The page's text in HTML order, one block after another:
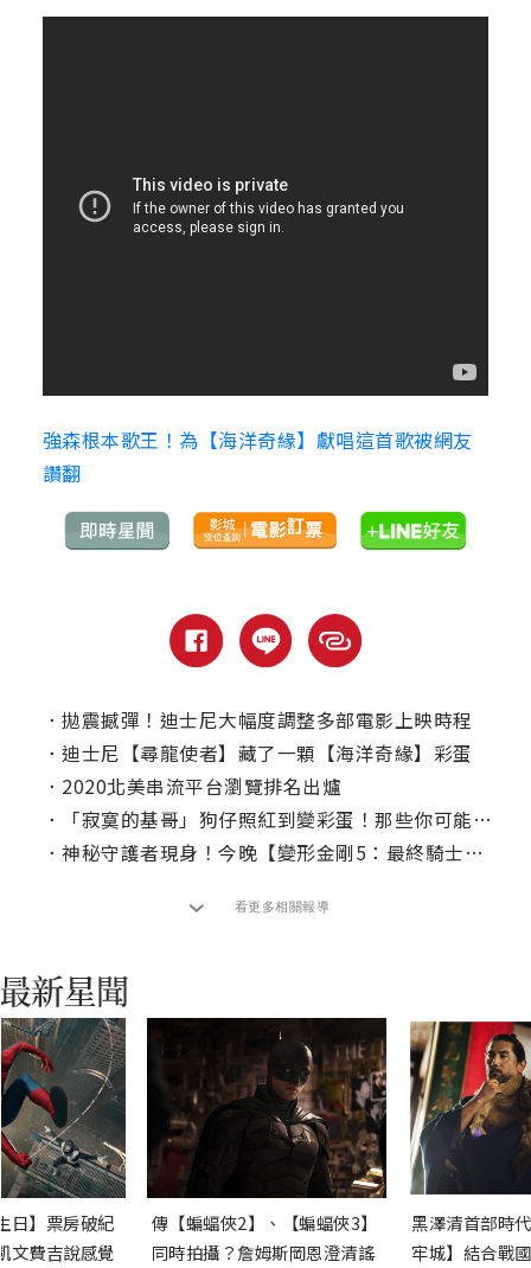
強森根本歌王！為【海洋奇緣】獻唱這首歌被網友
讚翻
． 拋震撼彈！迪士尼大幅度調整多部電影上映時程
． 迪士尼【尋龍使者】藏了一顆【海洋奇緣】彩蛋
． 2020北美串流平台瀏覽排名出爐
．
「寂寞的基哥」狗仔照紅到變彩蛋！那些你可能沒注意到的電影彩蛋
． 神秘守護者現身！今晚【變形金剛5：最終騎士】電視首播
看更多相關報導
日】票房破紀
文費吉說感覺
傳【蝙蝠俠2】、【蝙蝠俠3】
同時拍攝？詹姆斯岡恩澄清謠
黑澤清首部時
牢城】結合戰